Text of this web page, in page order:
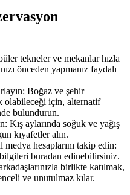
tekneler ve mekanlar hızla
önceden yapmanız faydalı
Boğaz ve şehir
olabileceği için, alternatif
bulundurun.
Kış aylarında soğuk ve yağış
kıyafetler alın.
hesaplarını takip edin:
buradan edinebilirsiniz.
birlikte katılmak,
ve unutulmaz kılar.